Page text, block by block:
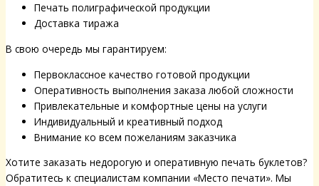
Печать полиграфической продукции
Доставка тиража
В свою очередь мы гарантируем:
Первоклассное качество готовой продукции
Оперативность выполнения заказа любой сложности
Привлекательные и комфортные цены на услуги
Индивидуальный и креативный подход
Внимание ко всем пожеланиям заказчика
Хотите заказать недорогую и оперативную печать буклетов?
Обратитесь к специалистам компании «Место печати». Мы